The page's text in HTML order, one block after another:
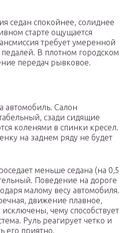
седан спокойнее, солиднее
старте ощущается
требует умеренной
В плотном городском
передач рывковое.
автомобиль. Салон
сзади сидящие
коленями в спинки кресел.
на заднем ряду не будет
меньше седана (на 0,5
Поведение на дороге
малому весу автомобиля.
движение плавное,
чему способствует
Руль реагирует четко и
его приятно.